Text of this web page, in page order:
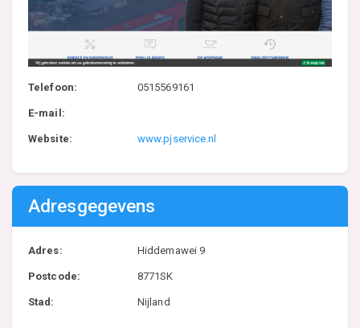
Telefoon: 0515569161
E-mail:
Website: www.pjservice.nl
Adresgegevens
Adres: Hiddemawei 9
Postcode: 8771SK
Stad: Nijland